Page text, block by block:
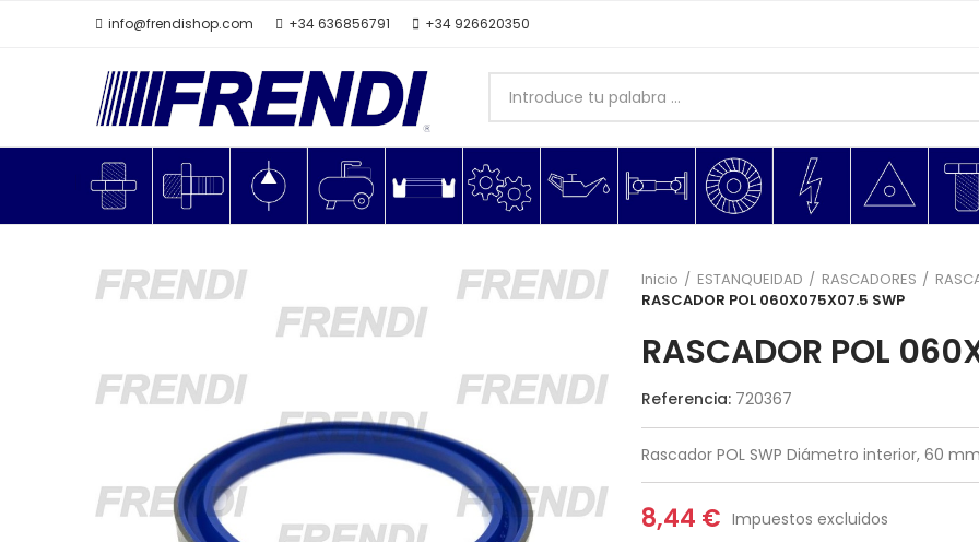
info@frendishop.com +34 636856791 +34 926620350
Inicio ESTANQUEIDAD RASCADORES
RASCADOR POL 060X075X07.5 SWP
RASCADOR POL
Referencia: 720367
Rascador POL SWP Diámetro interior, 60
8,44 € Impuestos excluidos